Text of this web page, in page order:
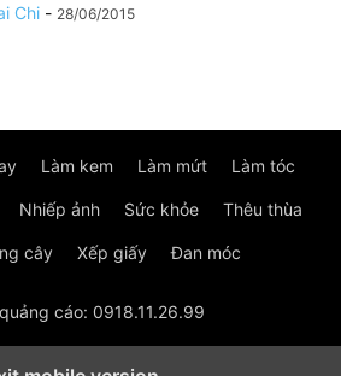
Chi - 28/06/2015
Làm kem Làm mứt Làm tóc
Nhiếp ảnh Sức khỏe Thêu thùa
cây Xếp giấy Đan móc
cáo: 0918.11.26.99